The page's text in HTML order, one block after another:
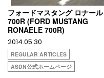
フォードマスタング ロナール
700R (FORD MUSTANG
RONAELE 700R)
2014.05.30
REGULAR ARTICLES
ASDN公式ホームページ